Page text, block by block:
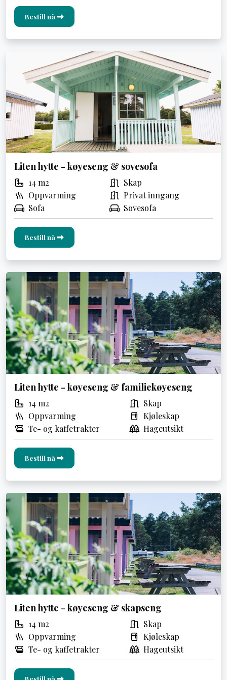
Bestill nå
Liten hytte - køyeseng & sovesofa
14 m2
Skap
Oppvarming
Privat inngang
Sofa
Sovesofa
Bestill nå
Liten hytte - køyeseng & familiekøyeseng
14 m2
Skap
Oppvarming
Kjøleskap
Te- og kaffetrakter
Hageutsikt
Bestill nå
Liten hytte - køyeseng & skapseng
14 m2
Skap
Oppvarming
Kjøleskap
Te- og kaffetrakter
Hageutsikt